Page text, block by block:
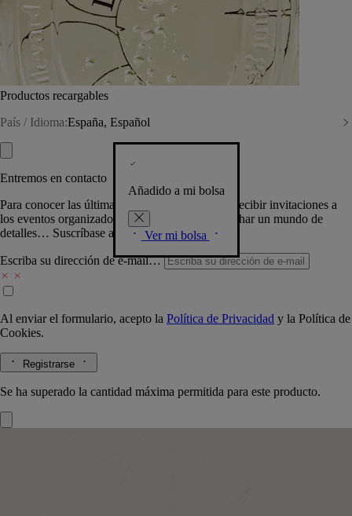
Productos recargables
País / Idioma:España, Español
Añadido a mi bolsa
Ver mi bolsa
Entremos en contacto
Para conocer las últimas creaciones de la Casa, recibir invitaciones a
los eventos organizados por Diptyque y aprovechar un mundo de
detalles… Suscríbase a nuestra newsletter.
Escriba su dirección de e-mail…
Al enviar el formulario, acepto la Política de Privacidad y la Política de
Cookies.
Registrarse
Se ha superado la cantidad máxima permitida para este producto.